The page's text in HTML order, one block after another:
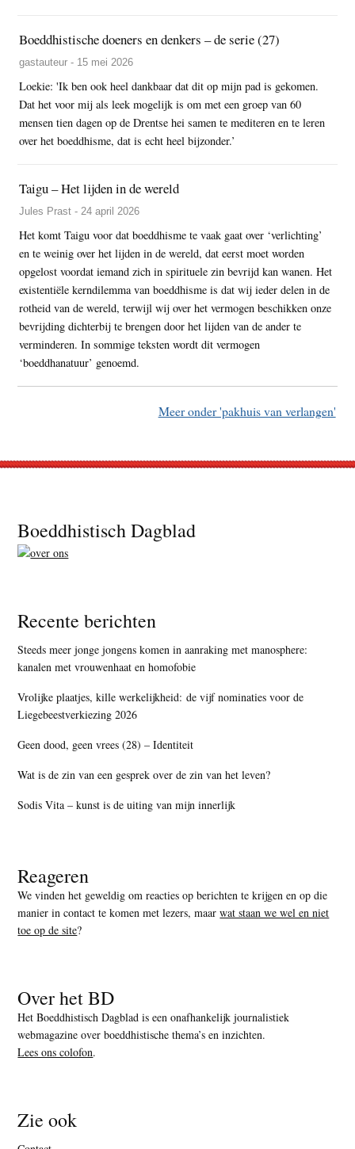
Boeddhistische doeners en denkers – de serie (27)
gastauteur - 15 mei 2026
Loekie: 'Ik ben ook heel dankbaar dat dit op mijn pad is gekomen.
Dat het voor mij als leek mogelijk is om met een groep van 60
mensen tien dagen op de Drentse hei samen te mediteren en te leren
over het boeddhisme, dat is echt heel bijzonder.’
Taigu – Het lijden in de wereld
Jules Prast - 24 april 2026
Het komt Taigu voor dat boeddhisme te vaak gaat over ‘verlichting’
en te weinig over het lijden in de wereld, dat eerst moet worden
opgelost voordat iemand zich in spirituele zin bevrijd kan wanen. Het
existentiële kerndilemma van boeddhisme is dat wij ieder delen in de
rotheid van de wereld, terwijl wij over het vermogen beschikken onze
bevrijding dichterbij te brengen door het lijden van de ander te
verminderen. In sommige teksten wordt dit vermogen
‘boeddhanatuur’ genoemd.
Meer onder 'pakhuis van verlangen'
Footer
Boeddhistisch Dagblad
Recente berichten
Steeds meer jonge jongens komen in aanraking met manosphere:
kanalen met vrouwenhaat en homofobie
Vrolijke plaatjes, kille werkelijkheid: de vijf nominaties voor de
Liegebeestverkiezing 2026
Geen dood, geen vrees (28) – Identiteit
Wat is de zin van een gesprek over de zin van het leven?
Sodis Vita – kunst is de uiting van mijn innerlijk
Reageren
We vinden het geweldig om reacties op berichten te krijgen en op die
manier in contact te komen met lezers, maarwat staan we wel en niet
toe op de site?
Over het BD
Het Boeddhistisch Dagblad is een onafhankelijk journalistiek
webmagazine over boeddhistische thema’s en inzichten.
Lees ons colofon.
Zie ook